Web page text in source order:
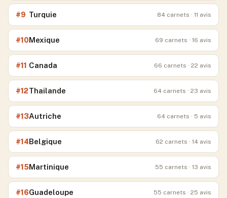
#9 Turquie 84 carnets · 11 avis
#10Mexique 69 carnets · 16 avis
#11 Canada 66 carnets · 22 avis
#12Thailande 64 carnets · 23 avis
#13Autriche 64 carnets · 5 avis
#14Belgique 62 carnets · 14 avis
#15Martinique 55 carnets · 13 avis
#16Guadeloupe 55 carnets · 25 avis